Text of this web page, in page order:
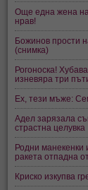
Още една жена
нрав!
Божинов прости
(снимка)
Рогоноска!
изневяра три
Ех, тези мъже:
Адел зарязала
страстна целувка
Родни манекенки
ракета отпадна
Криско изкупва